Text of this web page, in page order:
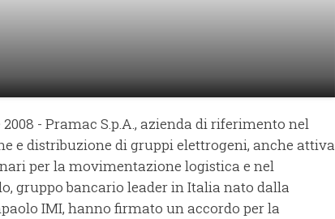
- Pramac S.p.A., azienda di riferimento nel
e distribuzione di gruppi elettrogeni, anche attiva
per la movimentazione logistica e nel
gruppo bancario leader in Italia nato dalla
IMI, hanno firmato un accordo per la